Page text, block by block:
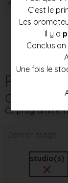
Ce programme
Dernier étage
studio(s)
C’est le
Les
Il y a
Conclusion
Une fois le